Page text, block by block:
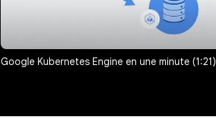
Google Kubernetes Engine en une minute (1:21)